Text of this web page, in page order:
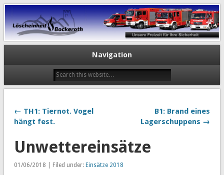
Navigation
← TH1: Tiernot. Vogel
hängt fest.
B1: Brand eines
Lagerschuppens →
Unwettereinsätze
01/06/2018 | Filed under: Einsätze 2018